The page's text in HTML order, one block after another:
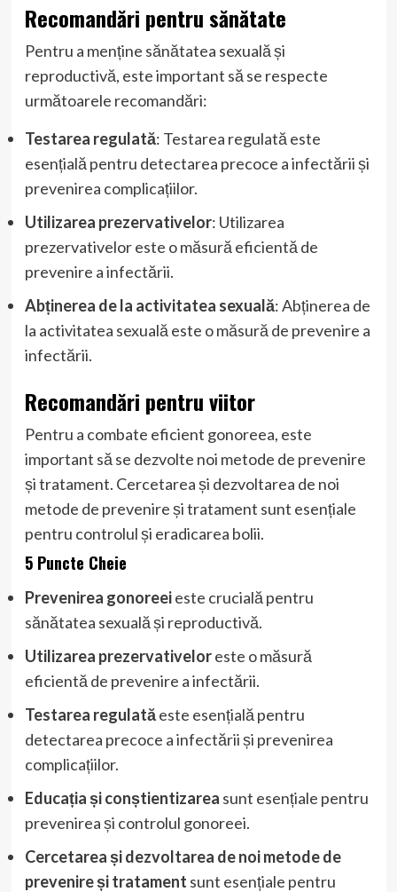
Recomandări pentru sănătate
Pentru a menține sănătatea sexuală și
reproductivă, este important să se respecte
următoarele recomandări:
Testarea regulată: Testarea regulată este
esențială pentru detectarea precoce a infectării și
prevenirea complicațiilor.
Utilizarea prezervativelor: Utilizarea
prezervativelor este o măsură eficientă de
prevenire a infectării.
Abținerea de la activitatea sexuală: Abținerea de
la activitatea sexuală este o măsură de prevenire a
infectării.
Recomandări pentru viitor
Pentru a combate eficient gonoreea, este
important să se dezvolte noi metode de prevenire
și tratament. Cercetarea și dezvoltarea de noi
metode de prevenire și tratament sunt esențiale
pentru controlul și eradicarea bolii.
5 Puncte Cheie
Prevenirea gonoreeieste crucială pentru
sănătatea sexuală și reproductivă.
Utilizarea prezervativeloreste o măsură
eficientă de prevenire a infectării.
Testarea regulatăeste esențială pentru
detectarea precoce a infectării și prevenirea
complicațiilor.
Educația și conștientizarea sunt esențiale pentru
prevenirea și controlul gonoreei.
Cercetarea și dezvoltarea de noi metode de
prevenire și tratament sunt esențiale pentru